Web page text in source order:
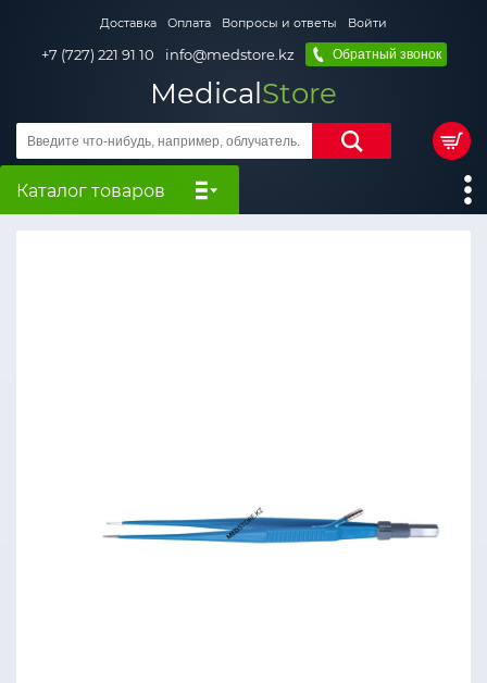
Доставка Оплата Вопросы и ответы Войти
+7 (727) 221 91 10 info@medstore.kz Обратный звонок
MedicalStore
Каталог товаров